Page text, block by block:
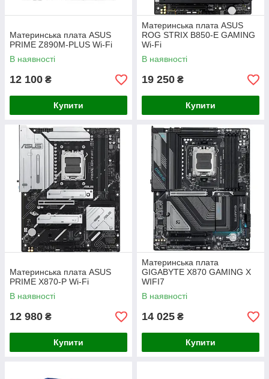
Материнська плата ASUS
PRIME Z890M-PLUS Wi-Fi
В наявності
12 100 ₴
Купити
Материнська плата ASUS
ROG STRIX B850-E GAMING
Wi-Fi
В наявності
19 250 ₴
Купити
Материнська плата ASUS
PRIME X870-P Wi-Fi
В наявності
12 980 ₴
Купити
Материнська плата
GIGABYTE X870 GAMING X
WIFI7
В наявності
14 025 ₴
Купити